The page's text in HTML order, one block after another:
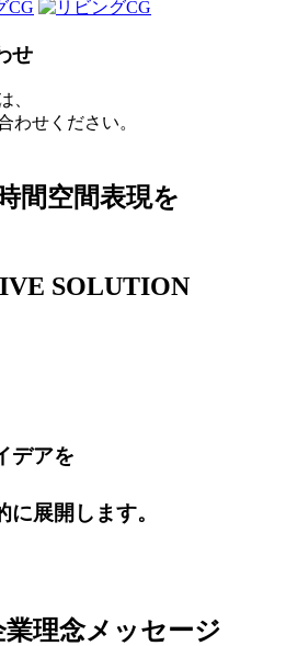
せ
、
わせください。
間空間表現を
SOLUTION
デアを
展開します。
業理念メッセージ